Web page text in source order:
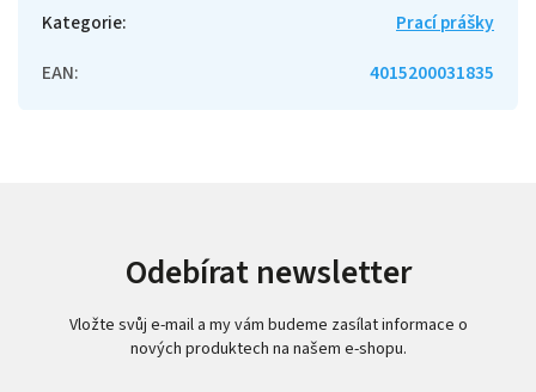
Kategorie:
Prací prášky
EAN: 4015200031835
Odebírat newsletter
Vložte svůj e-mail a my vám budeme zasílat informace o
nových produktech na našem e-shopu.